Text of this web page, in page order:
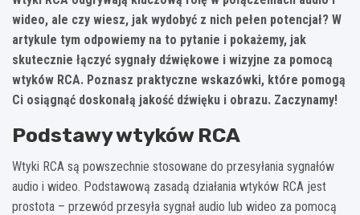
wideo, ale czy wiesz, jak wydobyć z nich pełen potencjał? W
artykule tym odpowiemy na to pytanie i pokażemy, jak
skutecznie łączyć sygnały dźwiękowe i wizyjne za pomocą
wtyków RCA. Poznasz praktyczne wskazówki, które pomogą
Ci osiągnąć doskonałą jakość dźwięku i obrazu. Zaczynamy!
Podstawy wtyków RCA
Wtyki RCA są powszechnie stosowane do przesyłania sygnałów
audio i wideo. Podstawową zasadą działania wtyków RCA jest
prostota – przewód przesyła sygnał audio lub wideo za pomocą